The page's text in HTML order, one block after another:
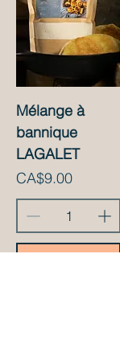
Mélange à
bannique
LAGALET
Price
CA$9.00